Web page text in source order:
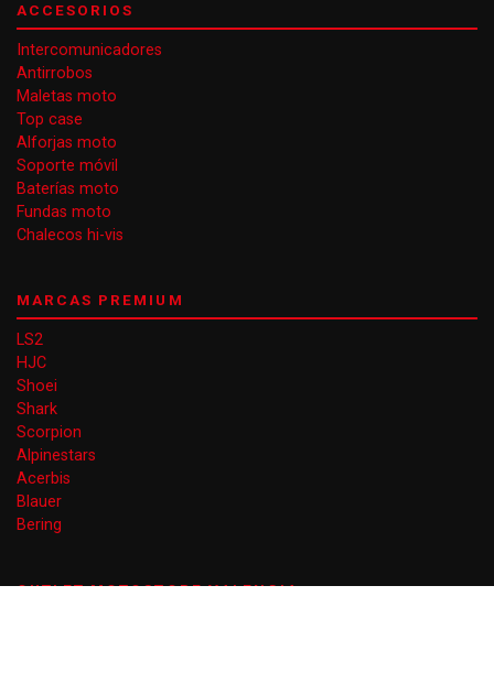
ACCESORIOS
Intercomunicadores
Antirrobos
Maletas moto
Top case
Alforjas moto
Soporte móvil
Baterías moto
Fundas moto
Chalecos hi-vis
MARCAS PREMIUM
LS2
HJC
Shoei
Shark
Scorpion
Alpinestars
Acerbis
Blauer
Bering
OUTLET MOTOSTORE VALENCIA